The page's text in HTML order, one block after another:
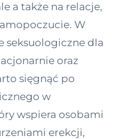
a także na relacje,
W
seksuologiczne dla
oraz
sięgnąć po
w
wspiera osobami
erekcji,